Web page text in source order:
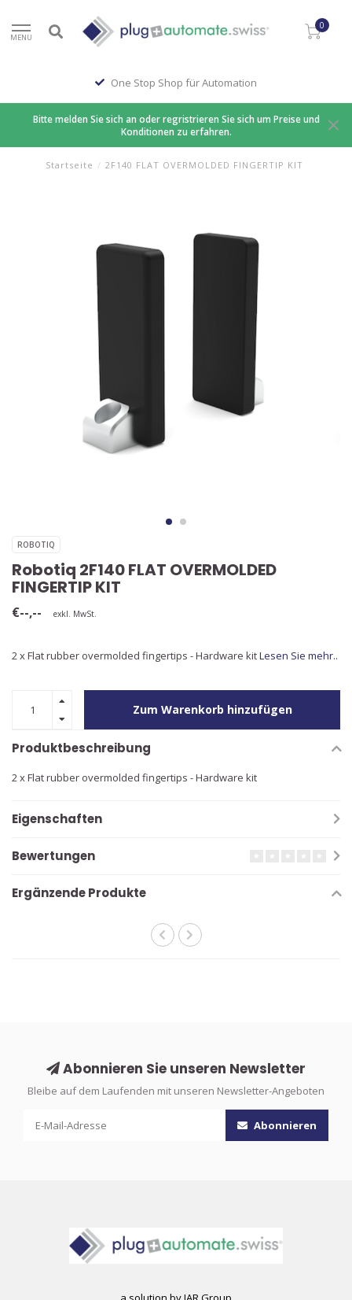
MENU
0
One Stop Shop für Automation
Bitte melden Sie sich an oder regristrieren Sie sich um Preise und
Konditionen zu erfahren.
Startseite / 2F140 FLAT OVERMOLDED FINGERTIP KIT
ROBOTIQ
Robotiq 2F140 FLAT OVERMOLDED
FINGERTIP KIT
€--,-- exkl. MwSt.
2 x Flat rubber overmolded fingertips - Hardware kitLesen Sie mehr..
Zum Warenkorb hinzufügen
Produktbeschreibung
2 x Flat rubber overmolded fingertips - Hardware kit
Eigenschaften
Bewertungen
Ergänzende Produkte
Abonnieren Sie unseren Newsletter
Bleibe auf dem Laufenden mit unseren Newsletter-Angeboten
Abonnieren